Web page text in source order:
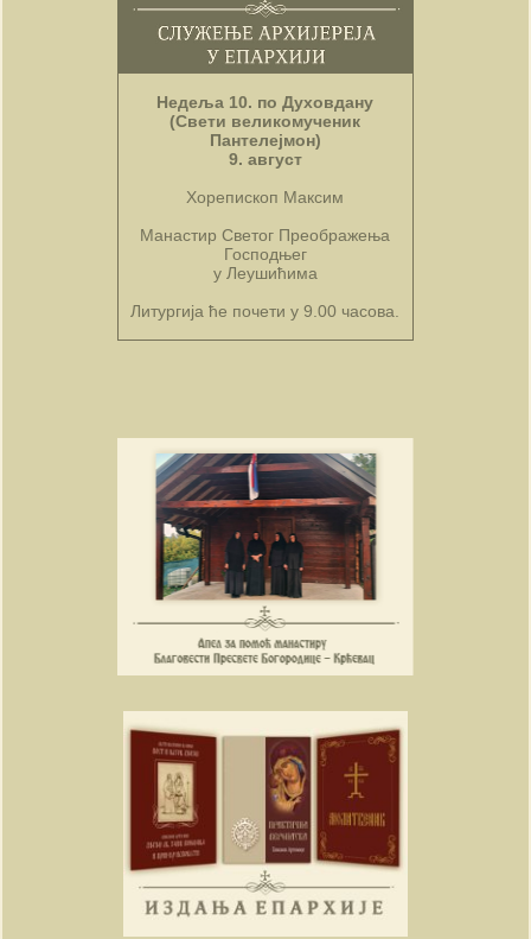
Недеља 10. по Духовдану
(Свети великомученик
Пантелејмон)
9. август
Хорепископ Максим
Манастир Светог Преображења
Господњег
у Леушићима
Литургија ће почети у 9.00 часова.